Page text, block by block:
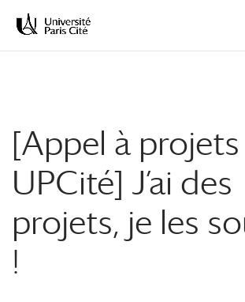
[Appel à projets
UPCité] J’ai des
projets, je les
!